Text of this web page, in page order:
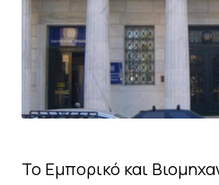
Το Εμπορικό και